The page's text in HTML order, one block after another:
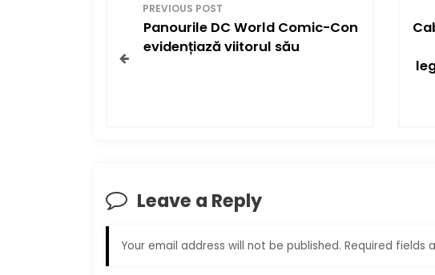
a
v
i
PREVIOUS POST
Panourile DC World Comic-Con
evidențiază viitorul său
Leave a Reply
Your email address will not be published. Required fields